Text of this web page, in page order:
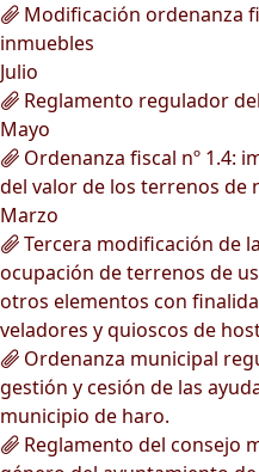
Modificación ordenanza
inmuebles
Julio
Reglamento regulador
Mayo
Ordenanza fiscal nº 1.4:
del valor de los terrenos de
Marzo
Tercera modificación de
ocupación de terrenos de
otros elementos con
veladores y quioscos de
Ordenanza municipal
gestión y cesión de las
municipio de haro.
Reglamento del consejo